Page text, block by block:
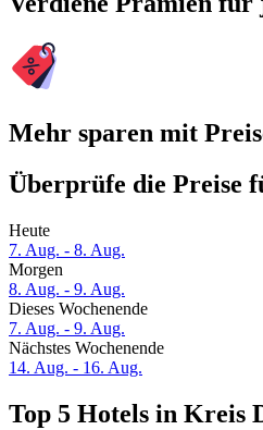
Mehr sparen mit
Überprüfe die Preise
Heute
7. Aug. - 8. Aug.
Morgen
8. Aug. - 9. Aug.
Dieses Wochenende
7. Aug. - 9. Aug.
Nächstes Wochenende
14. Aug. - 16. Aug.
Top 5 Hotels in Kreis